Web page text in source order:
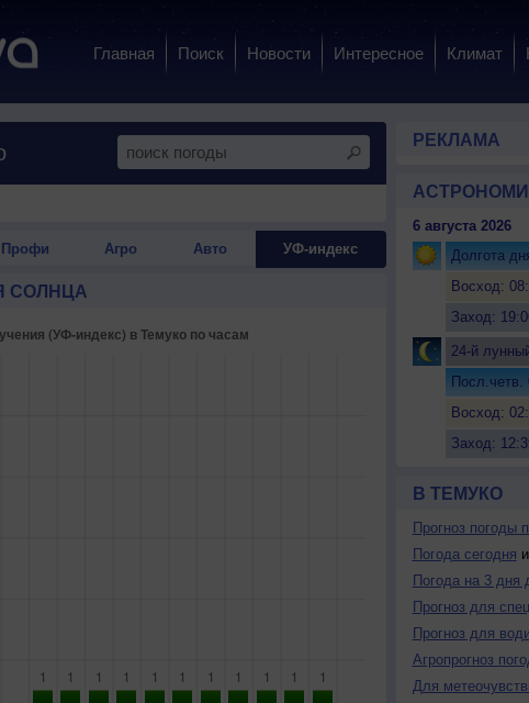
Главная Поиск Новости Интересное Климат
Профи Агро Авто УФ-индекс
СОЛНЦА
РЕКЛАМА
6 августа 2026
Долгота
Восход:
Заход:
24-й
Посл.четв.
Восход:
Заход:
В ТЕМУКО
Прогноз погоды
Погода сегодня и
Погода на 3 дня
Прогноз для
Прогноз для
Агропрогноз
Для